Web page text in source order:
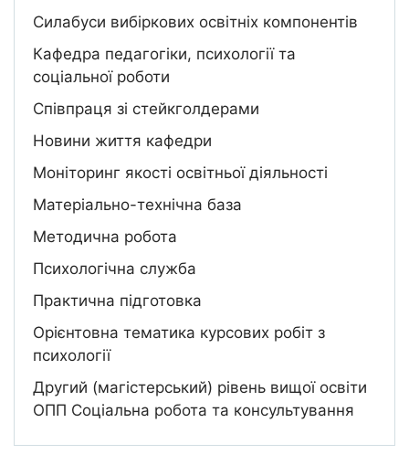
Силабуси вибіркових освітніх компонентів
Кафедра педагогіки, психології та
соціальної роботи
Співпраця зі стейкголдерами
Новини життя кафедри
Моніторинг якості освітньої діяльності
Матеріально-технічна база
Методична робота
Психологічна служба
Практична підготовка
Орієнтовна тематика курсових робіт з
психології
Другий (магістерський) рівень вищої освіти
ОПП Соціальна робота та консультування